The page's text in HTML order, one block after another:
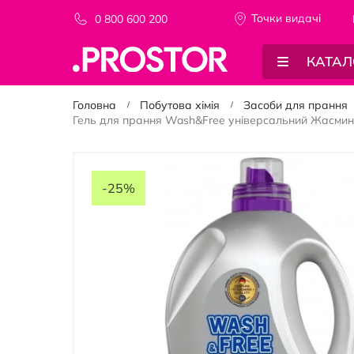
0 800 600 200 Точки видачi
Головна Побутова хімія Засоби для прання
Гель для прання Wash&Free універсальний
галереї
-25%